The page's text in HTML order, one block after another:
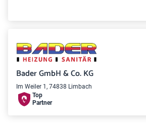
Bader GmbH & Co. KG
Im Weiler 1, 74838 Limbach
Top
Partner